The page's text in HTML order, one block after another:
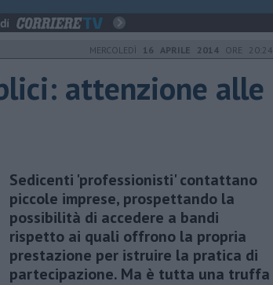
MERCOLEDÌ 16 APRILE 2014 ORE 20:24
attenzione alle
Sedicenti 'professionisti' contattano
piccole imprese, prospettando la
possibilità di accedere a bandi
rispetto ai quali offrono la propria
prestazione per istruire la pratica di
partecipazione. Ma è tutta una truffa